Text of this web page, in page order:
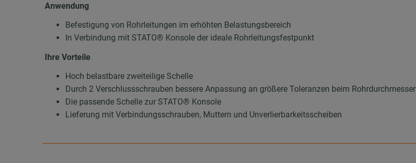
Anwendung
Befestigung von Rohrleitungen im erhöhten Belastungsbereich
In Verbindung mit STATO® Konsole der ideale Rohrleitungsfestpunkt
Ihre Vorteile
Hoch belastbare zweiteilige Schelle
Durch 2 Verschlussschrauben bessere Anpassung an größere Toleranzen beim Rohrdurchmesser
Die passende Schelle zur STATO® Konsole
Lieferung mit Verbindungsschrauben, Muttern und Unverlierbarkeitsscheiben